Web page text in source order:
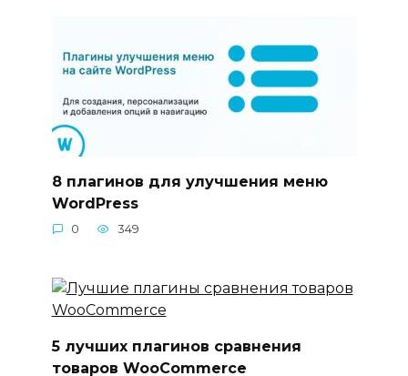
8 плагинов для улучшения меню
WordPress
0 349
5 лучших плагинов сравнения
товаров WooCommerce